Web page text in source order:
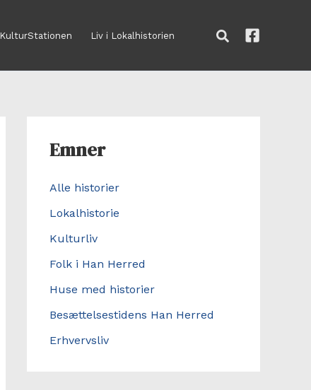
KulturStationen Liv i Lokalhistorien Søg
Emner
Alle historier
Lokalhistorie
Kulturliv
Folk i Han Herred
Huse med historier
Besættelsestidens Han Herred
Erhvervsliv